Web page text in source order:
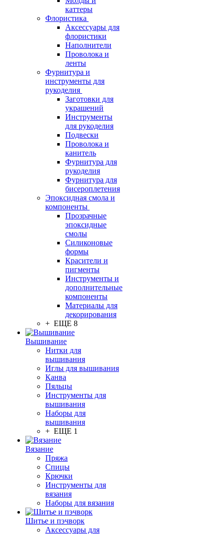
каттеры
Флористика
Аксессуары для
флористики
Наполнители
Проволока и
ленты
Фурнитура и
инструменты для
рукоделия
Заготовки для
украшений
Инструменты
для рукоделия
Подвески
Проволока и
канитель
Фурнитура для
рукоделия
Фурнитура для
бисероплетения
Эпоксидная смола и
компоненты
Прозрачные
эпоксидные
смолы
Силиконовые
формы
Красители и
пигменты
Инструменты и
дополнительные
компоненты
Материалы для
декорирования
+ ЕЩЕ 8
Вышивание
Нитки для
вышивания
Иглы для вышивания
Канва
Пяльцы
Инструменты для
вышивания
Наборы для
вышивания
+ ЕЩЕ 1
Вязание
Пряжа
Спицы
Крючки
Инструменты для
вязания
Наборы для вязания
Шитье и пэчворк
Аксессуары для